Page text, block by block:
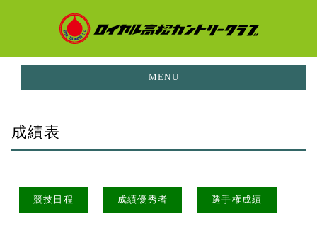
MENU
ご利用料金
成績表
競技日程 成績優秀者 選手権成績